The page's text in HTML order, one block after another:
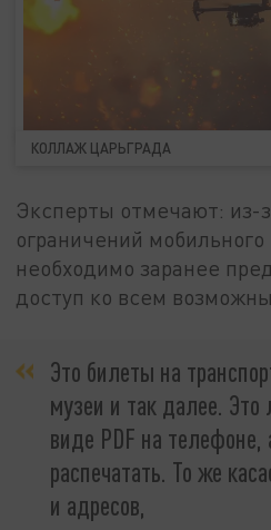
КОЛЛАЖ ЦАРЬГРАДА
Эксперты отмечают: из-
ограничений мобильного
необходимо заранее
доступ ко всем
Это билеты на
музеи и так далее. Это
виде PDF на
распечатать. То же
и адресов,